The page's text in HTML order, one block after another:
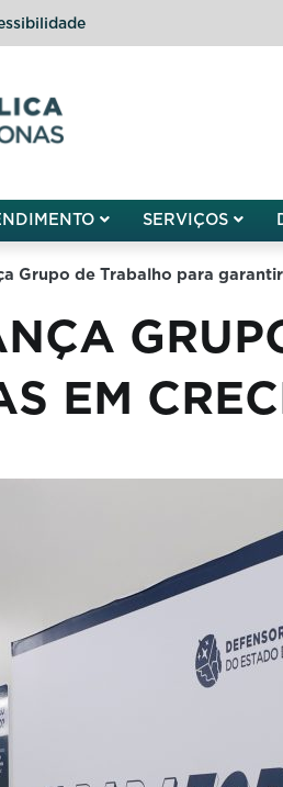
do Amazonas
SERVIÇOS
Grupo de Trabalho para
EM